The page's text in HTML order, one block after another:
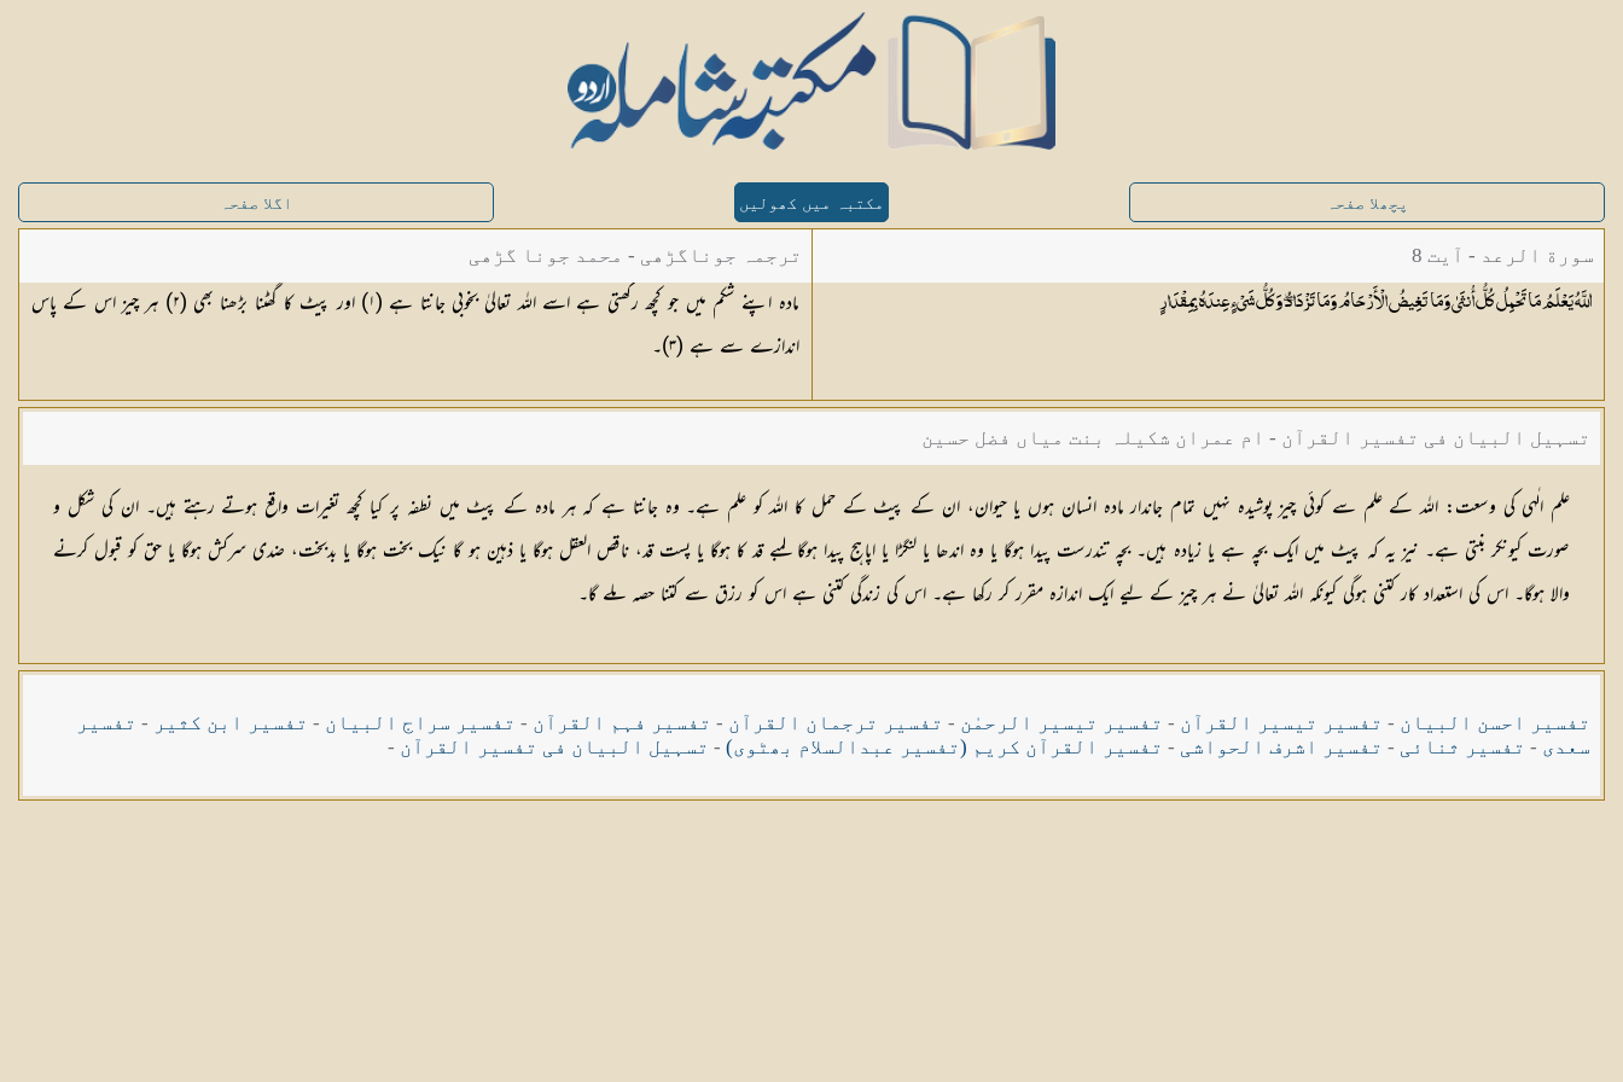
پچھلا صفحہ مکتبہ میں کھولیں اگلا صفحہ
سورة الرعد - آیت 8
اللَّهُ يَعْلَمُ مَا تَحْمِلُ كُلُّ أُنثَىٰ وَمَا تَغِيضُ الْأَرْحَامُ وَمَا تَزْدَادُ ۖ وَكُلُّ شَيْءٍ عِندَهُبِمِقْدَارٍ
ترجمہ جوناگڑھی - محمد جونا گڑھی
مادہ اپنے شکم میں جو کچھ رکھتی ہے اسے اللہ تعالیٰ بخوبی جانتا ہے (١) اور پیٹ کا گھٹنا بڑھنا بھی (٢) ہر چیز اس کے پاس
اندازے سے ہے (٣)۔
تسہیل البیان فی تفسیر القرآن - ام عمران شکیلہ بنت میاں فضل حسین
علم الٰہی کی وسعت: اللہ کے علم سے کوئی چیز پوشیدہ نہیں تمام جاندار مادہ انسان ہوں یا حیوان، ان کے پیٹ کے حمل کا اللہ کو علم ہے۔ وہ جانتا ہے کہ ہر مادہ کے پیٹ میں نطفہ پر کیا کچھ تغیرات واقع ہوتے رہتے ہیں۔ ان کی شکل و
صورت کیونکر بنتی ہے۔ نیز یہ کہ پیٹ میں ایک بچہ ہے یا زیادہ ہیں۔ بچہ تندرست پیدا ہوگا یا وہ اندھا یا لنگڑا یا اپاہج پیدا ہوگا لمبے قد کا ہوگا یا پست قد، ناقص العقل ہوگا یا ذہین ہو گا نیک بخت ہوگا یا بدبخت، ضدی سرکش ہوگا یا حق کو قبول کرنے
والا ہوگا۔ اس کی استعداد کار کتنی ہوگی کیونکہ اللہ تعالیٰ نے ہر چیز کے لیے ایک اندازہ مقرر کر رکھا ہے۔ اس کی زندگی کتنی ہے اس کو رزق سے کتنا حصہ ملے گا۔
تفسیر احسن البیان - تفسیر تیسیر القرآن - تفسیر تیسیر الرحمٰن - تفسیر ترجمان القرآن - تفسیر فہم القرآن - تفسیر سراج البیان - تفسیر ابن کثیر - تفسیر
سعدی - تفسیر ثنائی - تفسیر اشرف الحواشی - تفسیر القرآن کریم (تفسیر عبدالسلام بھٹوی) - تسہیل البیان فی تفسیر القرآن -